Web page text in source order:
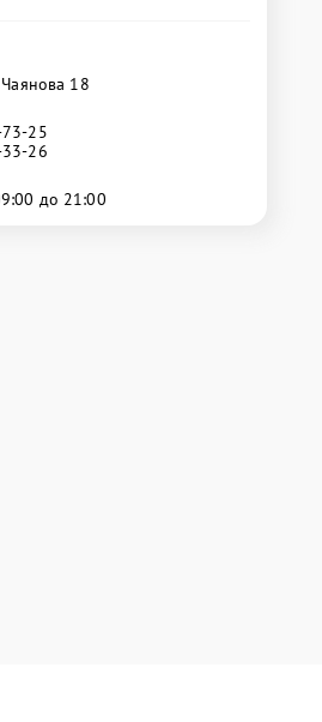
Чаянова 18
25
26
до 21:00